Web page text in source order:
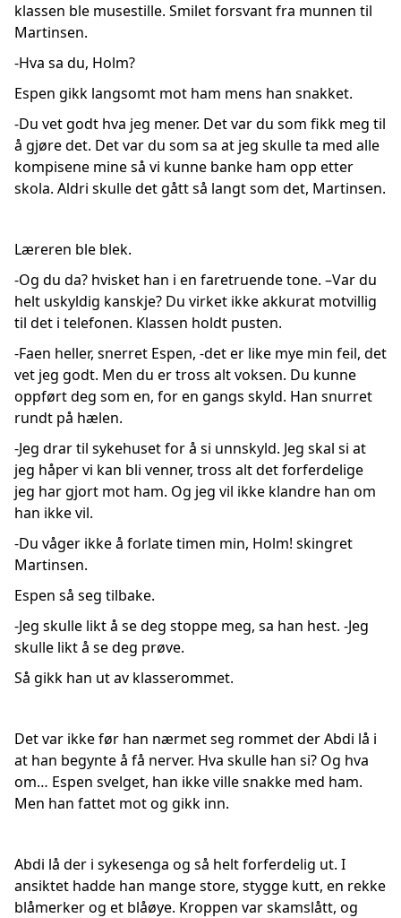
klassen ble musestille. Smilet forsvant fra munnen til
Martinsen.
-Hva sa du, Holm?
Espen gikk langsomt mot ham mens han snakket.
-Du vet godt hva jeg mener. Det var du som fikk meg til
å gjøre det. Det var du som sa at jeg skulle ta med alle
kompisene mine så vi kunne banke ham opp etter
skola. Aldri skulle det gått så langt som det, Martinsen.
Læreren ble blek.
-Og du da? hvisket han i en faretruende tone. –Var du
helt uskyldig kanskje? Du virket ikke akkurat motvillig
til det i telefonen. Klassen holdt pusten.
-Faen heller, snerret Espen, -det er like mye min feil, det
vet jeg godt. Men du er tross alt voksen. Du kunne
oppført deg som en, for en gangs skyld. Han snurret
rundt på hælen.
-Jeg drar til sykehuset for å si unnskyld. Jeg skal si at
jeg håper vi kan bli venner, tross alt det forferdelige
jeg har gjort mot ham. Og jeg vil ikke klandre han om
han ikke vil.
-Du våger ikke å forlate timen min, Holm! skingret
Martinsen.
Espen så seg tilbake.
-Jeg skulle likt å se deg stoppe meg, sa han hest. -Jeg
skulle likt å se deg prøve.
Så gikk han ut av klasserommet.
Det var ikke før han nærmet seg rommet der Abdi lå i
at han begynte å få nerver. Hva skulle han si? Og hva
om… Espen svelget, han ikke ville snakke med ham.
Men han fattet mot og gikk inn.
Abdi lå der i sykesenga og så helt forferdelig ut. I
ansiktet hadde han mange store, stygge kutt, en rekke
blåmerker og et blåøye. Kroppen var skamslått, og